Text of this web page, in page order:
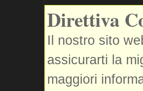
Direttiva
Il nostro sito
assicurarti la
maggiori